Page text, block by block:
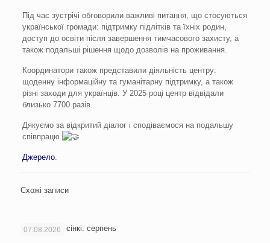
Під час зустрічі обговорили важливі питання, що стосуються
української громади: підтримку підлітків та їхніх родин,
доступ до освіти після завершення тимчасового захисту, а
також подальші рішення щодо дозволів на проживання.
Координатори також представили діяльність центру:
щоденну інформаційну та гуманітарну підтримку, а також
різні заходи для українців. У 2025 році центр відвідали
близько 7700 разів.
Дякуємо за відкритий діалог і сподіваємося на подальшу
співпрацю
Джерело.
Схожі записи
07.08.2026
Новини Гельсінкі: серпень